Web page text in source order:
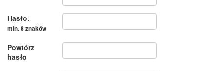
Hasło:
min. 8 znaków
Powtórz
hasło